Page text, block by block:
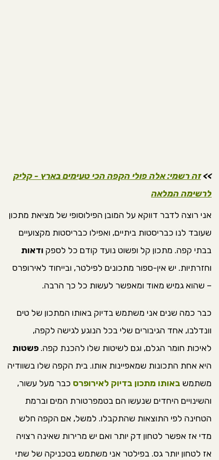
>>זה רשמי: אלה פולי הקפה הכי טעימים בארץ - קליק
לרשימה המלאה
אני רוצה לדבר דווקא על המובן הפילוסופי של מציאת מתכון
שעובד לנו כבריסטות ביתיים, ואפילו כבריסטות מקצועיים
בבתי קפה. מתכון קל ופשוט נועד קודם כל לספק ודאות
וחזרתיות. יש אין-ספור מתכונים לפילטר, ובייחוד לאירופרס
– שהוא גמיש מאוד ומאפשר לעשות כל כך הרבה.
כבר כמה שנים אני משתמש בדיוק באותו המתכון של טים
וונדלבו, אחד הגיבורים שלי בכל הנוגע לגישה לקפה,
לאיכות חומר הגלם, וגם לשיטות שלו להכנת קפה. פשטות
היא אחת התכונות שמאפיינות אותו. בית הקפה שלו בשוודיה
משתמש באותו מתכון בדיוק לאירופרס כבר מעל עשור,
והשינויים היחדים שנעשו הם בטמפרטורת המים וברמת
הטחינה לפי התוצאות שהתקבלו. למשל, אם הקפה חלש
מדי אז אפשר לטחון דק יותר ואם יש מרירות שאינה רצויה
אז לטחון יותר גס. בפילטר אני משתמש בטכניקה של שתי